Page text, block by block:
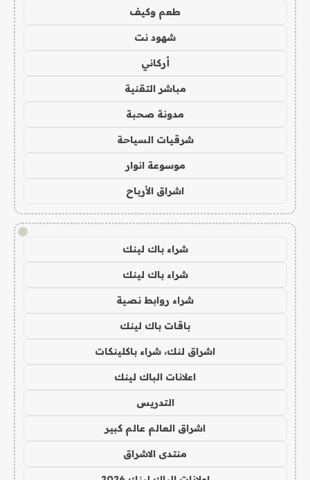
طعم وكيف
شهود نت
أركاني
مباشر التقنية
مدونة صحبة
شرقيات السياحة
موسوعة انوار
اشراق الأرباح
!
شراء باك لينك
شراء باك لينك
شراء روابط نصية
باقات باك لينك
اشراق لنك، شراء باكلينكات
اعلانات الباك لينك
التدريس
اشراق العالم عالم كبير
منتدى الاشراق